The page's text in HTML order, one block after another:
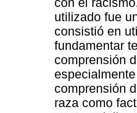
utilizado fue
consistió en
fundamentar
comprensión
comprensión
raza como